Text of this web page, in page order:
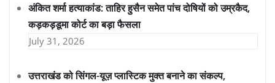
अंकित शर्मा हत्याकांड: ताहिर हुसैन समेत पांच दोषियों को उम्रकैद,
कड़कड़डूमा कोर्ट का बड़ा फैसला
July 31, 2026
उत्तराखंड को सिंगल-यूज़ प्लास्टिक मुक्त बनाने का संकल्प,